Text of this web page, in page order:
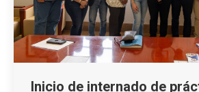
Inicio de internado de